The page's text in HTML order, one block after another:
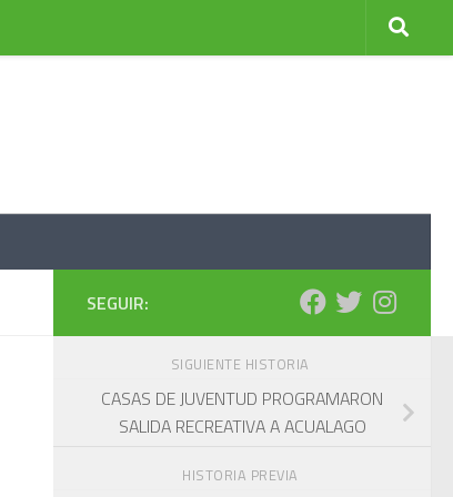
SEGUIR:
SIGUIENTE HISTORIA
CASAS DE JUVENTUD PROGRAMARON
SALIDA RECREATIVA A ACUALAGO
HISTORIA PREVIA